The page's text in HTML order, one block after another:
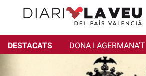
DESTACATS DONA I AGERMANA'T